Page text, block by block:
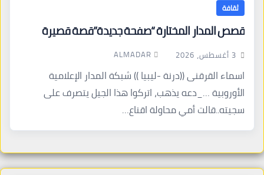
ثقافة
قصص المدار المختارة “صفحة جديدة”قصة قصيرة
3 أغسطس، 2026 ALMADAR
اسماء القرقنى ((درنة -ليبيا )) شبكة المدار الإعلامية
الأوروبية …_دعه يذهب، اتركوا هذا الجيل يتصرف على
سجيته..قالت أمي محاولة اقناع…